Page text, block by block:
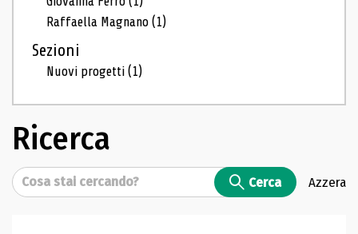
Raffaella Magnano(1)
Sezioni
Nuovi progetti(1)
Ricerca
Cerca Cerca Azzera